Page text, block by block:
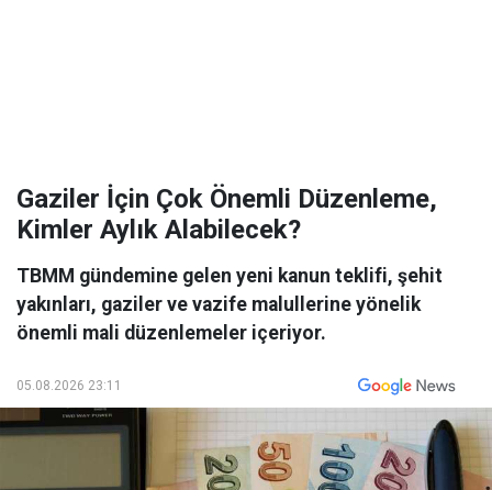
Gaziler İçin Çok Önemli Düzenleme,
Kimler Aylık Alabilecek?
TBMM gündemine gelen yeni kanun teklifi, şehit
yakınları, gaziler ve vazife malullerine yönelik
önemli mali düzenlemeler içeriyor.
05.08.2026 23:11